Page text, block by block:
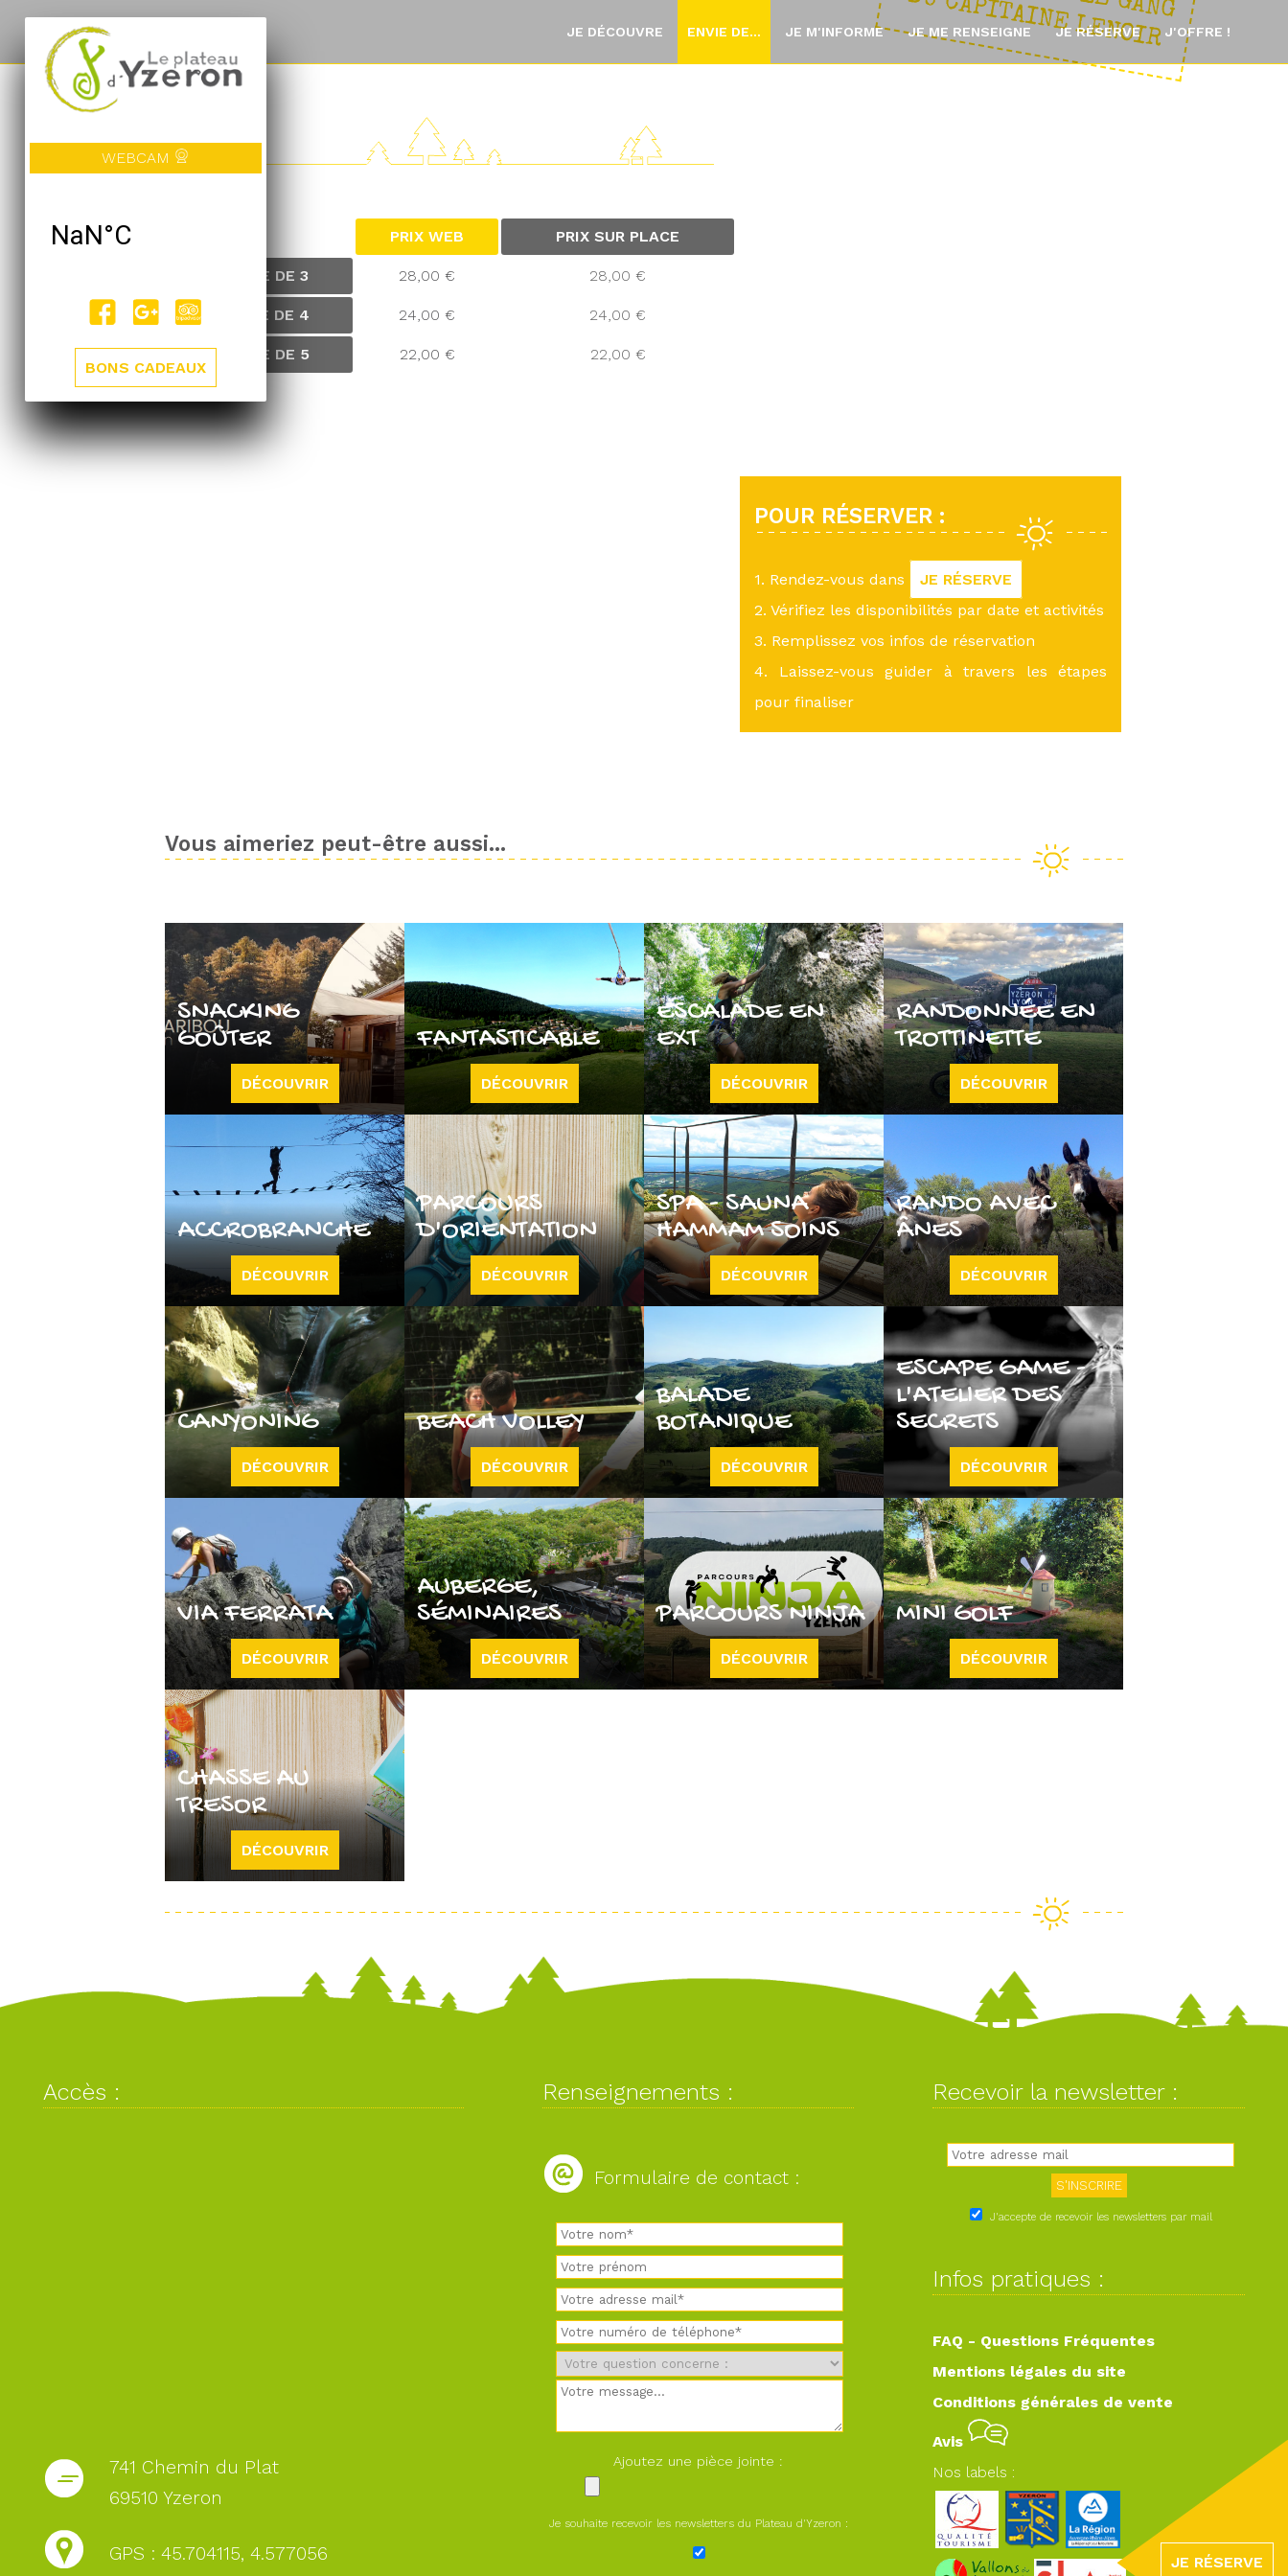
WEBCAM
BONS CADEAUX
JE DÉCOUVRE ENVIE DE... JE M'INFORME JE ME RENSEIGNE JE RÉSERVE J'OFFRE !
: L
E
D
R
TARIFS
PRIX WEB PRIX SUR PLACE
EQUIPE DE 3 28,00 € 28,00 €
EQUIPE DE 4 24,00 € 24,00 €
EQUIPE DE 5 22,00 € 22,00 €
POUR RÉSERVER :
1. Rendez-vous dans
JE RÉSERVE
2. Vérifiez les disponibilités par date et activités
3. Remplissez vos infos de réservation
4. Laissez-vous guider à travers les étapes
pour finaliser
Vous aimeriez peut-être aussi...
SNACKING
GOÛTER
DÉCOUVRIR
FANTASTICABLE
DÉCOUVRIR
ESCALADE EN
EXT
DÉCOUVRIR
RANDONNÉE EN
TROTTINETTE
DÉCOUVRIR
ACCROBRANCHE
DÉCOUVRIR
PARCOURS
D'ORIENTATION
DÉCOUVRIR
SPA - SAUNA
HAMMAM SOINS
DÉCOUVRIR
RANDO AVEC
ÂNES
DÉCOUVRIR
CANYONING
DÉCOUVRIR
BEACH VOLLEY
DÉCOUVRIR
BALADE
BOTANIQUE
DÉCOUVRIR
ESCAPE GAME -
L'ATELIER DES
SECRETS
DÉCOUVRIR
VIA FERRATA
DÉCOUVRIR
AUBERGE,
SÉMINAIRES
DÉCOUVRIR
PARCOURS NINJA
DÉCOUVRIR
MINI GOLF
DÉCOUVRIR
CHASSE AU
TRESOR
DÉCOUVRIR
JE RÉSERVE
Accès :
741 Chemin du Plat
69510 Yzeron
GPS : 45.704115, 4.577056
Renseignements :
Formulaire de contact :
Ajoutez une pièce jointe :
Je souhaite recevoir les newsletters du Plateau d'Yzeron :
Recevoir la newsletter :
J'accepte de recevoir les newsletters par mail
Infos pratiques :
FAQ - Questions Fréquentes
Mentions légales du site
Conditions générales de vente
Avis
Nos labels :